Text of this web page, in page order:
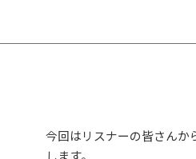
今回はリスナーの皆さんか
します。